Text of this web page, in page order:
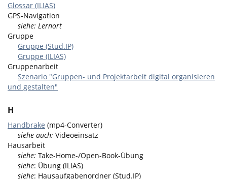
Glossar (ILIAS)
GPS-Navigation
siehe: Lernort
Gruppe
Gruppe (Stud.IP)
Gruppe (ILIAS)
Gruppenarbeit
Szenario "Gruppen- und Projektarbeit digital organisieren
und gestalten"
H
Handbrake (mp4-Converter)
siehe auch: Videoeinsatz
Hausarbeit
siehe: Take-Home-/Open-Book-Übung
siehe: Übung (ILIAS)
siehe: Hausaufgabenordner (Stud.IP)